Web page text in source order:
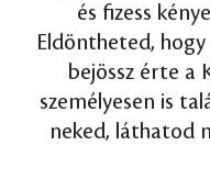
és fizess
Eldöntheted,
bejössz érte a
személyesen is
neked, láthatod